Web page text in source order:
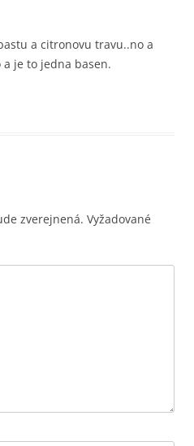
a citronovu travu..no a
a je to jedna basen.
zverejnená. Vyžadované